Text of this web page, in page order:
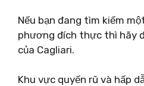
Nếu bạn đang tìm kiếm
phương đích thực thì hãy
của Cagliari.
Khu vực quyến rũ và hấp